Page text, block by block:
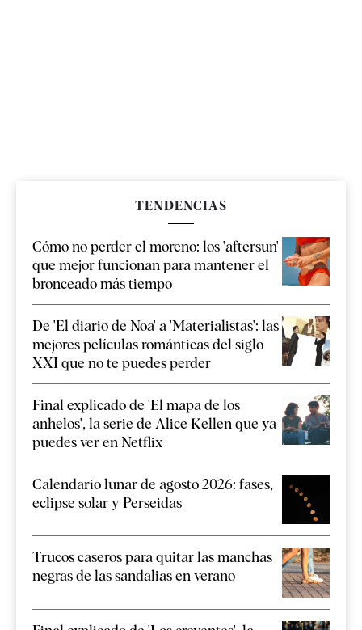
TENDENCIAS
Cómo no perder el moreno: los 'aftersun'
que mejor funcionan para mantener el
bronceado más tiempo
De 'El diario de Noa' a 'Materialistas': las
mejores películas románticas del siglo
XXI que no te puedes perder
Final explicado de 'El mapa de los
anhelos', la serie de Alice Kellen que ya
puedes ver en Netflix
Calendario lunar de agosto 2026: fases,
eclipse solar y Perseidas
Trucos caseros para quitar las manchas
negras de las sandalias en verano